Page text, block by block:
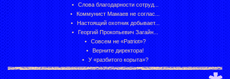
Слова благодарности сотруд...
Коммунист Мамаев не соглас...
Настоящий охотник добывает...
Георгий Прокопьевич Загайн...
Совсем не «Patriot»?
Верните директора!
У «разбитого корыта»?